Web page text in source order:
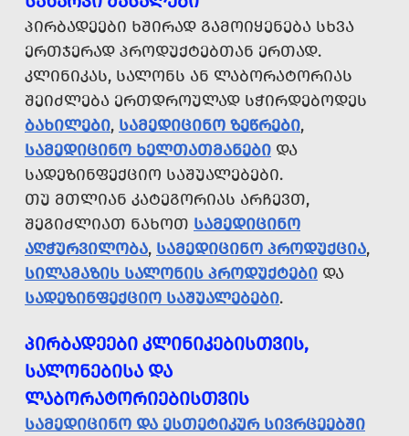
ᲞᲘᲠᲑᲐᲓᲔᲔᲑᲘ ᲮᲨᲘᲠᲐᲓ ᲒᲐᲛᲝᲘᲧᲔᲜᲔᲑᲐ ᲡᲮᲕᲐ
ᲔᲠᲗᲯᲔᲠᲐᲓ ᲞᲠᲝᲓᲣᲥᲢᲔᲑᲗᲐᲜ ᲔᲠᲗᲐᲓ.
ᲙᲚᲘᲜᲘᲙᲐᲡ, ᲡᲐᲚᲝᲜᲡ ᲐᲜ ᲚᲐᲑᲝᲠᲐᲢᲝᲠᲘᲐᲡ
ᲨᲔᲘᲫᲚᲔᲑᲐ ᲔᲠᲗᲓᲠᲝᲣᲚᲐᲓ ᲡᲭᲘᲠᲓᲔᲑᲝᲓᲔᲡ
ᲑᲐᲮᲘᲚᲔᲑᲘ, ᲡᲐᲛᲔᲓᲘᲪᲘᲜᲝ ᲖᲔᲬᲠᲔᲑᲘ,
ᲡᲐᲛᲔᲓᲘᲪᲘᲜᲝ ᲮᲔᲚᲗᲐᲗᲛᲐᲜᲔᲑᲘ ᲓᲐ
ᲡᲐᲓᲔᲖᲘᲜᲤᲔᲥᲪᲘᲝ ᲡᲐᲨᲣᲐᲚᲔᲑᲔᲑᲘ.
ᲗᲣ ᲛᲗᲚᲘᲐᲜ ᲙᲐᲢᲔᲒᲝᲠᲘᲐᲡ ᲐᲠᲩᲔᲕᲗ,
ᲨᲔᲒᲘᲫᲚᲘᲐᲗ ᲜᲐᲮᲝᲗ ᲡᲐᲛᲔᲓᲘᲪᲘᲜᲝ
ᲐᲦᲭᲣᲠᲕᲘᲚᲝᲑᲐ, ᲡᲐᲛᲔᲓᲘᲪᲘᲜᲝ ᲞᲠᲝᲓᲣᲥᲪᲘᲐ,
ᲡᲘᲚᲐᲛᲐᲖᲘᲡ ᲡᲐᲚᲝᲜᲘᲡ ᲞᲠᲝᲓᲣᲥᲢᲔᲑᲘ ᲓᲐ
ᲡᲐᲓᲔᲖᲘᲜᲤᲔᲥᲪᲘᲝ ᲡᲐᲨᲣᲐᲚᲔᲑᲔᲑᲘ.
ᲞᲘᲠᲑᲐᲓᲔᲔᲑᲘ ᲙᲚᲘᲜᲘᲙᲔᲑᲘᲡᲗᲕᲘᲡ,
ᲡᲐᲚᲝᲜᲔᲑᲘᲡᲐ ᲓᲐ
ᲚᲐᲑᲝᲠᲐᲢᲝᲠᲘᲔᲑᲘᲡᲗᲕᲘᲡ
ᲡᲐᲛᲔᲓᲘᲪᲘᲜᲝ ᲓᲐ ᲔᲡᲗᲔᲢᲘᲙᲣᲠ ᲡᲘᲕᲠᲪᲔᲔᲑᲨᲘ